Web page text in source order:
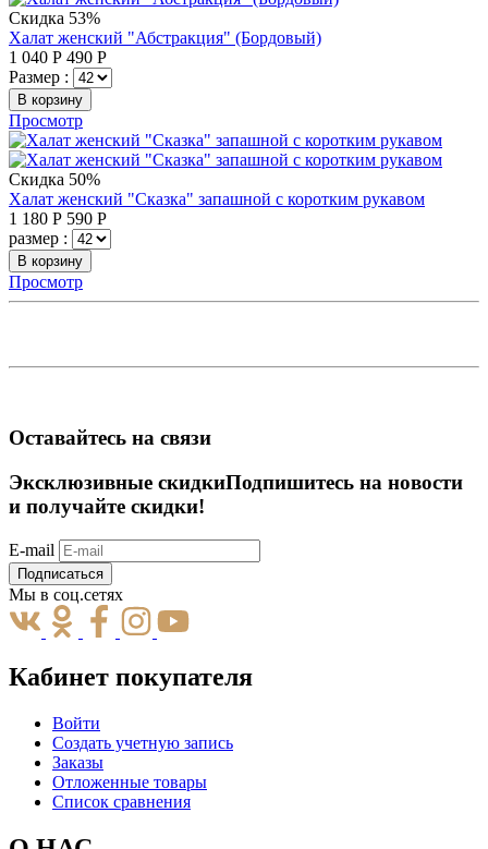
Скидка 53%
Халат женский "Абстракция" (Бордовый)
1 040 Р 490 Р
Размер :
В корзину
Просмотр
Скидка 50%
Халат женский "Сказка" запашной с коротким рукавом
1 180 Р 590 Р
размер :
В корзину
Просмотр
Оставайтесь на связи
Эксклюзивные скидкиПодпишитесь на новости
и получайте скидки!
E-mail
Подписаться
Мы в соц.сетях
Кабинет покупателя
Войти
Создать учетную запись
Заказы
Отложенные товары
Список сравнения